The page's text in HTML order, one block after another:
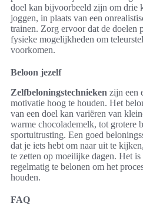
doel kan bijvoorbeeld zijn om drie
joggen, in plaats van een
trainen. Zorg ervoor dat de doelen
fysieke mogelijkheden om
voorkomen.
Beloon jezelf
Zelfbeloningstechnieken zijn een
motivatie hoog te houden. Het
van een doel kan variëren van
warme chocolademelk, tot grotere
sportuitrusting. Een goed
dat je iets hebt om naar uit te
te zetten op moeilijke dagen. Het
regelmatig te belonen om het
houden.
FAQ